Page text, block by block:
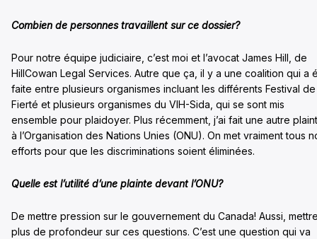
Combien de personnes travaillent sur ce dossier?
Pour notre équipe judiciaire, c’est moi et l’avocat James Hill, de
HillCowan Legal Services. Autre que ça, il y a une coalition qui a
faite entre plusieurs organismes incluant les différents Festival
Fierté et plusieurs organismes du VIH-Sida, qui se sont mis
ensemble pour plaidoyer. Plus récemment, j’ai fait une autre
à l’Organisation des Nations Unies (ONU). On met vraiment tous
efforts pour que les discriminations soient éliminées.
Quelle est l’utilité d’une plainte devant l’ONU?
De mettre pression sur le gouvernement du Canada! Aussi,
plus de profondeur sur ces questions. C’est une question qui va